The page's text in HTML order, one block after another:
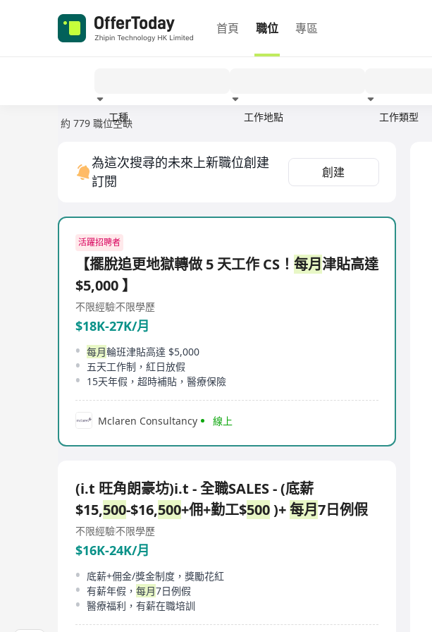
首頁 職位 專區
工種 工作地點 工作類型
約 779 職位空缺
為這次搜尋的未來上新職位創建
訂閱
創建
活躍招聘者
【擺脫追更地獄轉做 5 天工作 CS！ 每月津貼高達
$5,000 】
不限經驗不限學歷
$18K-27K/月
每月輪班津貼高達 $5,000
五天工作制，紅日放假
15天年假，超時補貼，醫療保險
Mclaren Consultancy 線上
(i.t 旺角朗豪坊)i.t - 全職SALES - (底薪
$15,500-$16,500+佣+勤工$500)+每月7日例假
不限經驗不限學歷
$16K-24K/月
底薪+佣金/獎金制度，獎勵花紅
有薪年假， 每月7日例假
醫療福利，有薪在職培訓